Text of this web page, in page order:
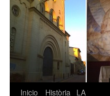
Inicio Història
LA